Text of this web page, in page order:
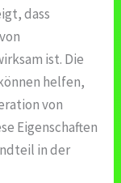
dass
ist. Die
helfen,
von
Eigenschaften
in der